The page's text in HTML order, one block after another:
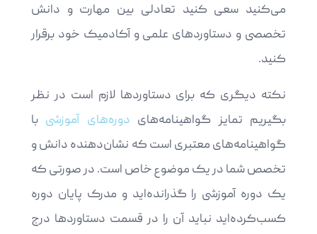
می‌کنید سعی کنید تعادلی بین مهارت و دانش
تخصصی و دستاوردهای علمی و آکادمیک خود برقرار
کنید.
نکته دیگری که برای دستاوردها لازم است در نظر
بگیریم تمایز گواهینامه‌های دوره‌های آموزشی با
گواهینامه‌های معتبری است که نشان‌دهنده دانش و
تخصص شما در یک موضوع خاص است. در صورتی که
یک دوره آموزشی را گذرانده‌اید و مدرک پایان دوره
کسب‌کرده‌اید نباید آن را در قسمت دستاوردها درج